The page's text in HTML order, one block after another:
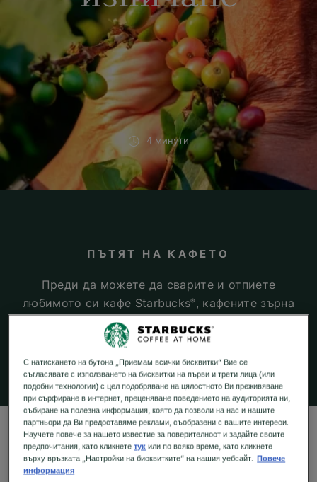
4 минути
ПЪТЯТ НА КАФЕТО
Преди да можете да сварите и отпиете
любимото си кафе Starbucks® , кафените зърна
преминават през много стъпки, включително
смесване и изпичане.
ОТ ФЕРМАТА ДО ЧАШАТА
С натискането на бутона „Приемам всички бисквитки“ Вие се
съгласявате с използването на бисквитки на първи и трети лица (или
подобни технологии) с цел подобряване на цялостното Ви преживяване
при сърфиране в интернет, преценяване поведението на аудиторията ни,
събиране на полезна информация, която да позволи на нас и нашите
партньори да Ви предоставяме реклами, съобразени с вашите интереси.
Научете повече за нашето известие за поверителност и задайте своите
предпочитания, като кликнететук или по всяко време, като кликнете
върху връзката „Настройки на бисквитките“ на нашия уебсайт.
Повече
информация